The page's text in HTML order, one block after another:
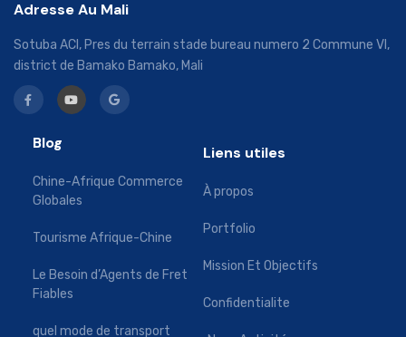
Adresse Au Mali
Sotuba ACI, Pres du terrain stade bureau numero 2 Commune VI,
district de Bamako Bamako, Mali
Blog
Chine-Afrique Commerce
Globales
Tourisme Afrique-Chine
Le Besoin d’Agents de Fret
Fiables
quel mode de transport
Liens utiles
À propos
Portfolio
Mission Et Objectifs
Confidentialite